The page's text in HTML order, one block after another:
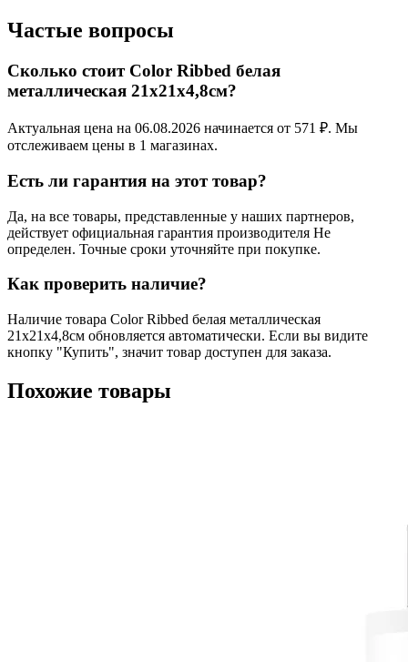
Частые вопросы
Сколько стоит Color Ribbed белая
металлическая 21х21х4,8cм?
Актуальная цена на 06.08.2026 начинается от 571 ₽. Мы
отслеживаем цены в 1 магазинах.
Есть ли гарантия на этот товар?
Да, на все товары, представленные у наших партнеров,
действует официальная гарантия производителя Не
определен. Точные сроки уточняйте при покупке.
Как проверить наличие?
Наличие товара Color Ribbed белая металлическая
21х21х4,8cм обновляется автоматически. Если вы видите
кнопку "Купить", значит товар доступен для заказа.
Похожие товары